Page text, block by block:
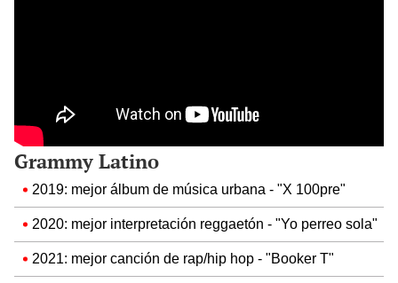
Grammy Latino
2019: mejor álbum de música urbana - "X 100pre"
2020: mejor interpretación reggaetón - "Yo perreo sola"
2021: mejor canción de rap/hip hop - "Booker T"